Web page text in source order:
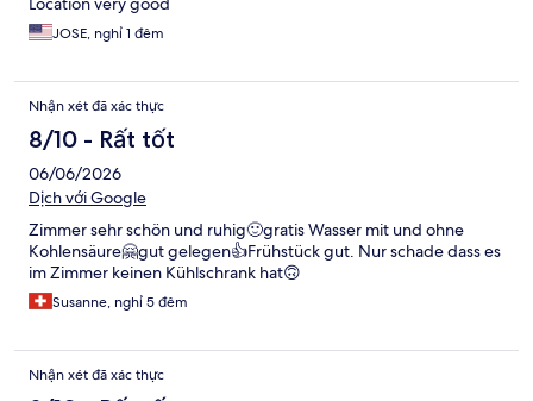
JOSE, nghỉ 1 đêm
Nhận xét đã xác thực
8/10 - Rất tốt
06/06/2026
Dịch với Google
Zimmer sehr schön und ruhig🙂gratis Wasser mit und ohne
Kohlensäure🤗gut gelegen👍Frühstück gut. Nur schade dass es
im Zimmer keinen Kühlschrank hat🙃
Susanne, nghỉ 5 đêm
Nhận xét đã xác thực